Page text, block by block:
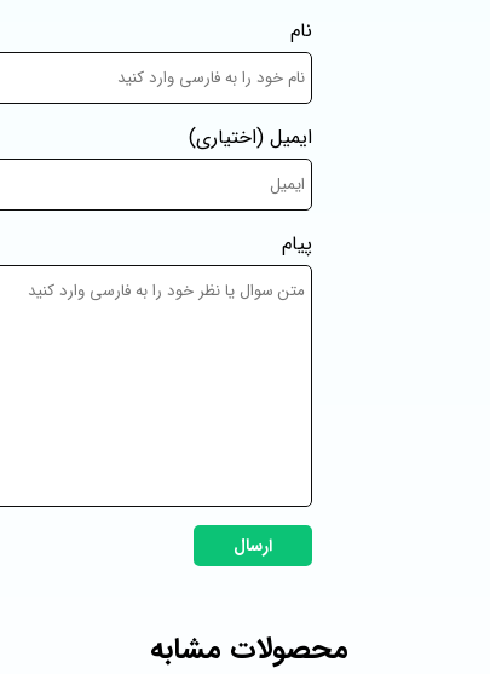
نام
ایمیل (اختیاری)
پیام
ارسال
محصولات مشابه